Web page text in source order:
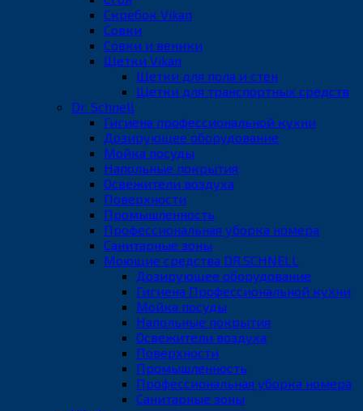
Скребок Vikan
Совки
Совки и веники
Щетки Vikan
Щетки для пола и стен
Щетки для транспортных средств
Dr. Schnell
Гигиена профессиональной кухни
Дозирующее оборудование
Мойка посуды
Напольные покрытия
Освежители воздуха
Поверхности
Промышленность
Профессиональная уборка номера
Санитарные зоны
Моющие средства DR.SCHNELL
Дозирующее оборудование
Гигиена Профессиональной кухни
Мойка посуды
Напольные покрытия
Освежители воздуха
Поверхности
Промышленность
Профессиональная уборка номера
Санитарные зоны